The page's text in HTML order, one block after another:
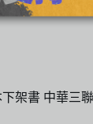
下架書 中華三